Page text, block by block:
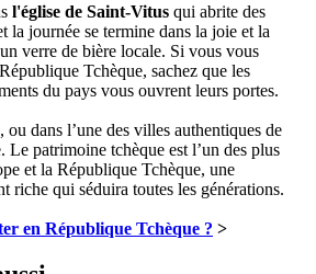
l'église de Saint-Vitus qui abrite des
la journée se termine dans la joie et la
verre de bière locale. Si vous vous
Tchèque, sachez que les
du pays vous ouvrent leurs portes.
ou dans l’une des villes authentiques de
Le patrimoine tchèque est l’un des plus
et la République Tchèque, une
riche qui séduira toutes les générations.
en République Tchèque ? >